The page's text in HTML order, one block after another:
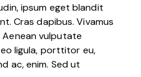
ipsum eget blandit
Cras dapibus. Vivamus
Aenean vulputate
ligula, porttitor eu,
ac, enim. Sed ut